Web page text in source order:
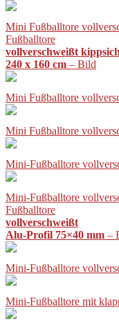
Mini Fußballtore
Fußballtore
vollverschweißt
240 x 160 cm – Bild
Mini Fußballtore
Mini Fußballtore
Mini-Fußballtore
Mini-Fußballtore
Fußballtore
vollverschweißt
Alu-Profil 75×40 mm –
Mini-Fußballtore
Mini-Fußballtore mit